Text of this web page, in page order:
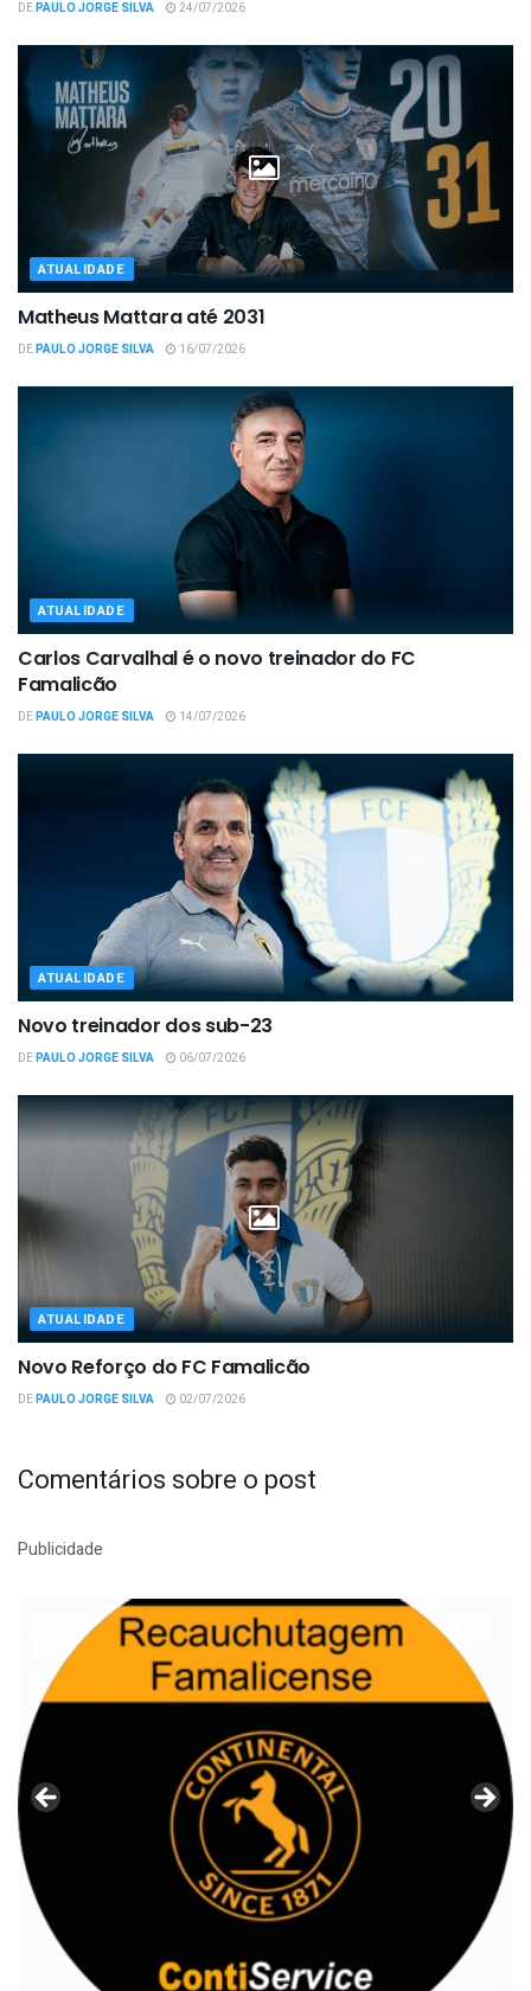
DEPAULO JORGE SILVA 24/07/2026
ATUALIDADE
Matheus Mattara até 2031
DEPAULO JORGE SILVA 16/07/2026
ATUALIDADE
Carlos Carvalhal é o novo treinador do FC
Famalicão
DEPAULO JORGE SILVA 14/07/2026
ATUALIDADE
Novo treinador dos sub-23
DEPAULO JORGE SILVA 06/07/2026
ATUALIDADE
Novo Reforço do FC Famalicão
DEPAULO JORGE SILVA 02/07/2026
Comentários sobre o post
Publicidade